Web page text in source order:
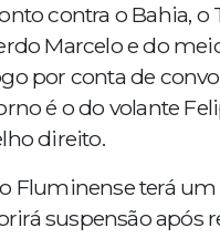
contra o Bahia,
Marcelo e do
por conta de
é o do volante
direito.
Fluminense terá
suspensão após